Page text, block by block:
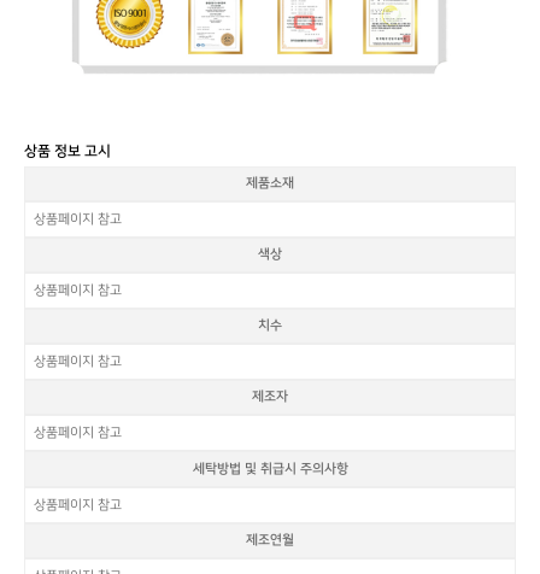
상품 정보 고시
제품소재
상품페이지 참고
색상
상품페이지 참고
치수
상품페이지 참고
제조자
상품페이지 참고
세탁방법 및 취급시 주의사항
상품페이지 참고
제조연월